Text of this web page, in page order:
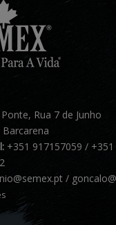
Rua 7 de Junho
+351 917157059 / +351
/